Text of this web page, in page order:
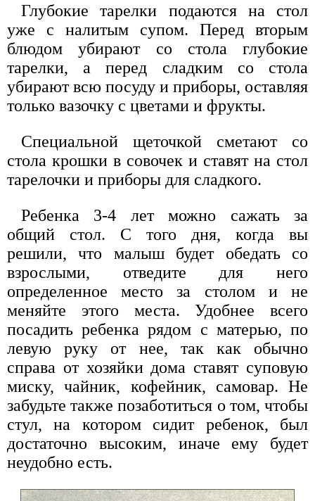
Глубокие тарелки подаются на стол
уже с налитым супом. Перед вторым
блюдом убирают со стола глубокие
тарелки, а перед сладким со стола
убирают всю посуду и приборы, оставляя
только вазочку с цветами и фрукты.
Специальной щеточкой сметают со
стола крошки в совочек и ставят на стол
тарелочки и приборы для сладкого.
Ребенка 3-4 лет можно сажать за
общий стол. С того дня, когда вы
решили, что малыш будет обедать со
взрослыми, отведите для него
определенное место за столом и не
меняйте этого места. Удобнее всего
посадить ребенка рядом с матерью, по
левую руку от нее, так как обычно
справа от хозяйки дома ставят суповую
миску, чайник, кофейник, самовар. Не
забудьте также позаботиться о том, чтобы
стул, на котором сидит ребенок, был
достаточно высоким, иначе ему будет
неудобно есть.